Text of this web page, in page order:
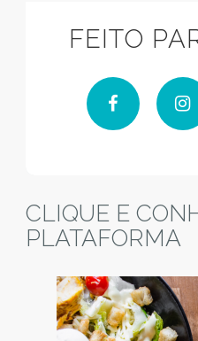
FEITO
CLIQUE E
PLATAFORMA